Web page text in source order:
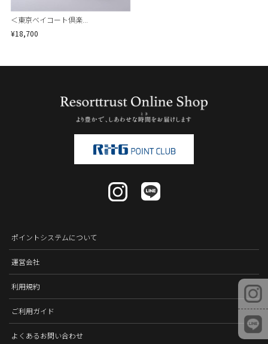
＜東京ベイコート倶楽...
¥18,700
ポイントシステムについて
運営会社
利用規約
ご利用ガイド
よくあるお問い合わせ